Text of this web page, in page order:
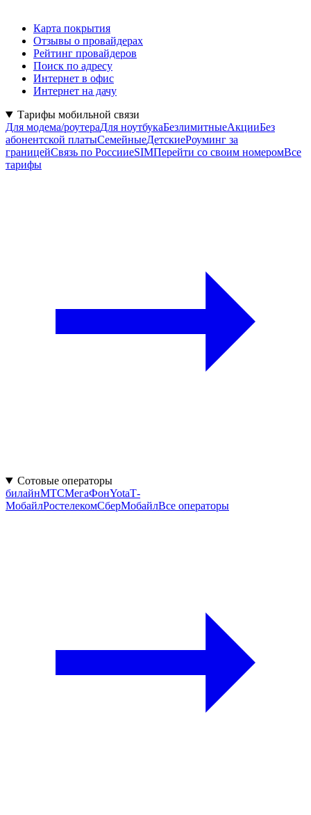
Карта покрытия
Отзывы о провайдерах
Рейтинг провайдеров
Поиск по адресу
Интернет в офис
Интернет на дачу
Тарифы мобильной связи
Для модема/роутераДля ноутбукаБезлимитныеАкцииБез
абонентской платыСемейныеДетскиеРоуминг за
границейСвязь по РоссииeSIMПерейти со своим номеромВсе
тарифы
Сотовые операторы
билайнМТСМегаФонYotaТ-
МобайлРостелекомСберМобайлВсе операторы